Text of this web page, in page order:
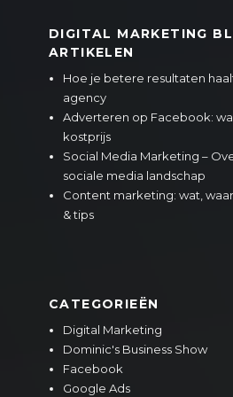
DIGITAL MARKETING
ARTIKELEN
Hoe je betere resultaten
agency
Adverteren op Facebook:
kostprijs
Social Media Marketing –
sociale media landschap
Content marketing: wat,
& tips
CATEGORIEËN
Digital Marketing
Dominic's Business Show
Facebook
Google Ads